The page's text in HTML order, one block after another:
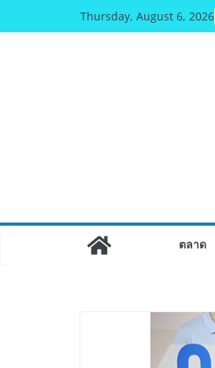
to
Thursday, August 6, 2026
ตลาด